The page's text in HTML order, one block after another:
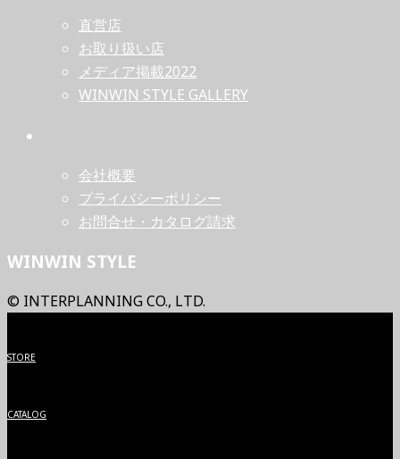
直営店
お取り扱い店
メディア掲載2022
WINWIN STYLE GALLERY
会社概要
プライバシーポリシー
お問合せ・カタログ請求
WINWIN STYLE
© INTERPLANNING CO., LTD.
STORE
CATALOG